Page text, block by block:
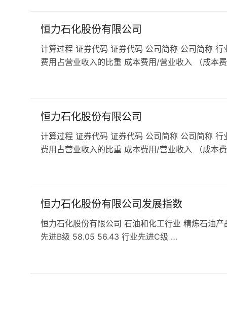
恒力石化股份有限公司
计算过程 证券代码 证券代码 公司简称 公司简称
费用占营业收入的比重 成本费用/营业收入 （成本
恒力石化股份有限公司
计算过程 证券代码 证券代码 公司简称 公司简称
费用占营业收入的比重 成本费用/营业收入 （成本
恒力石化股份有限公司发展指数
恒力石化股份有限公司 石油和化工行业 精炼石油
先进B级 58.05 56.43 行业先进C级 …